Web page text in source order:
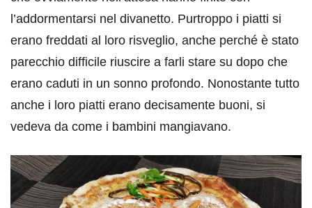
l’addormentarsi nel divanetto. Purtroppo i piatti si
erano freddati al loro risveglio, anche perché è stato
parecchio difficile riuscire a farli stare su dopo che
erano caduti in un sonno profondo. Nonostante tutto
anche i loro piatti erano decisamente buoni, si
vedeva da come i bambini mangiavano.